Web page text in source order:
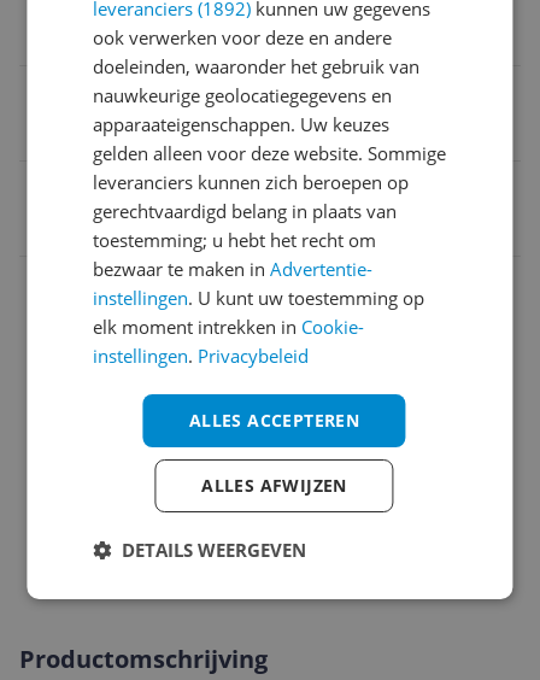
Snoeropbergsysteem
Bakopties
Meerdere warmtestanden
8720389056659
Accessoires & extra functies
Afmetingen
Functies
Overige kenmerken
Productinformatie
Technisch
Productomschrijving
leveranciers (1892) kunnen uw gegevens
ook verwerken voor deze en andere
doeleinden, waaronder het gebruik van
nauwkeurige geolocatiegegevens en
apparaateigenschappen. Uw keuzes
gelden alleen voor deze website. Sommige
leveranciers kunnen zich beroepen op
gerechtvaardigd belang in plaats van
toestemming; u hebt het recht om
bezwaar te maken inAdvertentie-
instellingen. U kunt uw toestemming op
elk moment intrekken in Cookie-
instellingen. Privacybeleid
ALLES ACCEPTEREN
ALLES AFWIJZEN
DETAILS WEERGEVEN